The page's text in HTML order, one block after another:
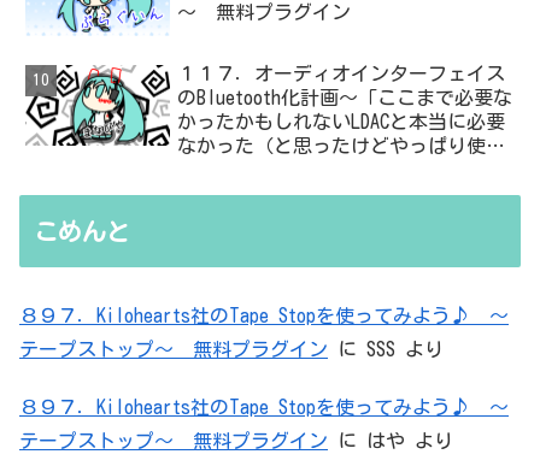
～ 無料プラグイン
１１７．オーディオインターフェイス
のBluetooth化計画～「ここまで必要な
かったかもしれないLDACと本当に必要
なかった（と思ったけどやっぱり使っ
無駄を重ねた結論はシンプルだった
こめんと
８９７．Kilohearts社のTape Stopを使ってみよう♪ ～
テープストップ～ 無料プラグイン に SSS より
８９７．Kilohearts社のTape Stopを使ってみよう♪ ～
テープストップ～ 無料プラグイン に はや より